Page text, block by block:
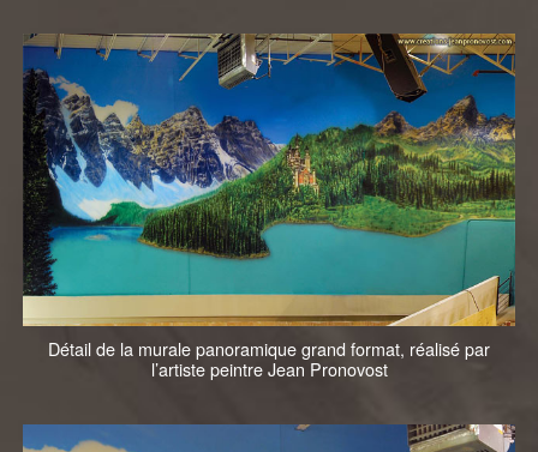
Détail de la murale panoramique grand format, réalisé par
l’artiste peintre Jean Pronovost